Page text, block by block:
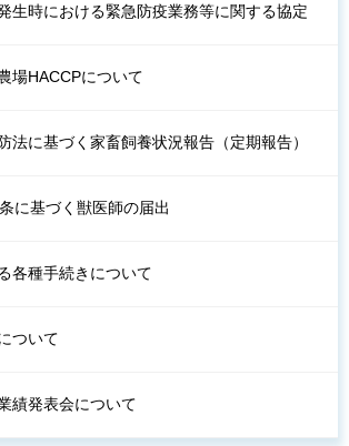
生時における緊急防疫業務等に関する協定
場HACCPについて
法に基づく家畜飼養状況報告（定期報告）
に基づく獣医師の届出
各種手続きについて
ついて
績発表会について